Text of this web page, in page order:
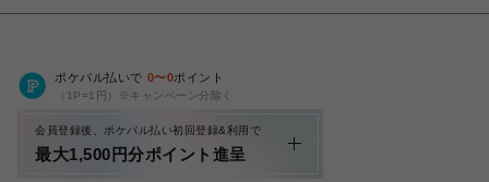
ポケパル払いで 0〜0ポイント
（1P=1円）※キャンペーン分除く
会員登録後、ポケパル払い初回登録&利用で
最大1,500円分ポイント進呈